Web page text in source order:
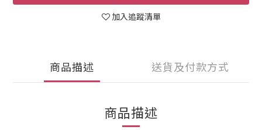
加入追蹤清單
商品描述 送貨及付款方式
商品描述